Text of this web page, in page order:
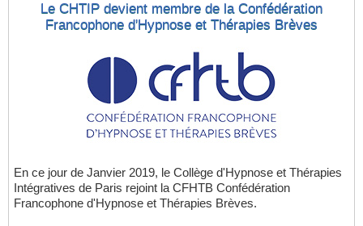
Le CHTIP devient membre de la Confédération
Francophone d'Hypnose et Thérapies Brèves
En ce jour de Janvier 2019, le Collège d'Hypnose et Thérapies
Intégratives de Paris rejoint la CFHTB Confédération
Francophone d'Hypnose et Thérapies Brèves.